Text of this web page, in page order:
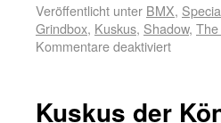
Veröffentlicht unter BMX,
Grindbox, Kuskus, Shadow,
Kommentare deaktiviert
Kuskus der